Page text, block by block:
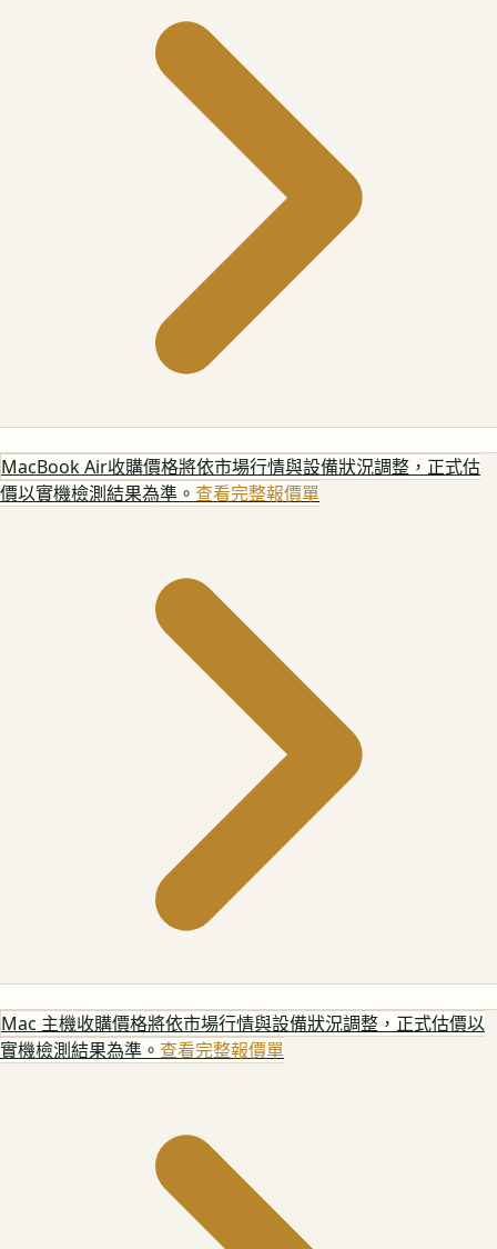
MacBook Air收購價格將依市場行情與設備狀況調整，正式估
價以實機檢測結果為準。 查看完整報價單
Mac 主機收購價格將依市場行情與設備狀況調整，正式估價以
實機檢測結果為準。 查看完整報價單